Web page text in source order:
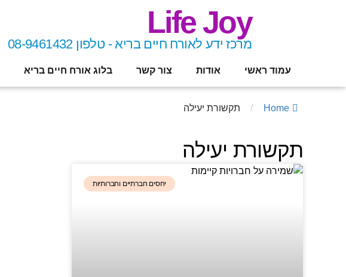
Life Joy
מרכז ידע לאורח חיים בריא - טלפון 08-9461432
עמוד ראשי אודות צור קשר בלוג אורח חיים בריא
Home
/ תקשורת יעילה
תקשורת יעילה
יחסים חברתיים וחברותיות